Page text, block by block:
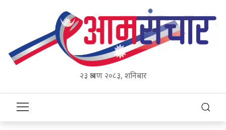
२३ श्रावण २०८३, शनिबार